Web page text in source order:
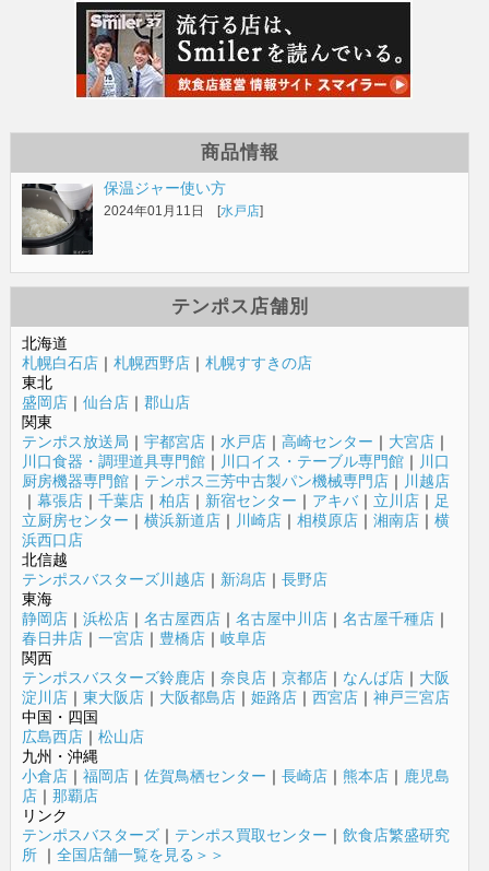
商品情報
保温ジャー使い方
2024年01月11日 [水戸店]
テンポス店舗別
北海道
札幌白石店｜ 札幌西野店｜ 札幌すすきの店
東北
盛岡店｜ 仙台店｜ 郡山店
関東
テンポス放送局 ｜ 宇都宮店｜ 水戸店｜ 高崎センター ｜ 大宮店｜
川口食器・調理道具専門館｜ 川口イス・テーブル専門館｜ 川口
厨房機器専門館｜ テンポス三芳中古製パン機械専門店｜ 川越店
｜ 幕張店｜ 千葉店｜ 柏店｜ 新宿センター ｜ アキバ｜ 立川店｜ 足
立厨房センター ｜ 横浜新道店｜ 川崎店｜ 相模原店｜ 湘南店｜ 横
浜西口店
北信越
テンポスバスターズ川越店｜ 新潟店｜ 長野店
東海
静岡店｜ 浜松店｜ 名古屋西店｜ 名古屋中川店｜ 名古屋千種店｜
春日井店｜ 一宮店｜ 豊橋店｜ 岐阜店
関西
テンポスバスターズ鈴鹿店｜ 奈良店｜ 京都店｜ なんば店｜ 大阪
淀川店｜ 東大阪店｜ 大阪都島店｜ 姫路店｜ 西宮店｜ 神戸三宮店
中国・四国
広島西店｜ 松山店
九州・沖縄
小倉店｜ 福岡店｜ 佐賀鳥栖センター ｜ 長崎店｜ 熊本店｜ 鹿児島
店｜ 那覇店
リンク
テンポスバスターズ｜ テンポス買取センター ｜ 飲食店繁盛研究
所｜ 全国店舗一覧を見る＞＞